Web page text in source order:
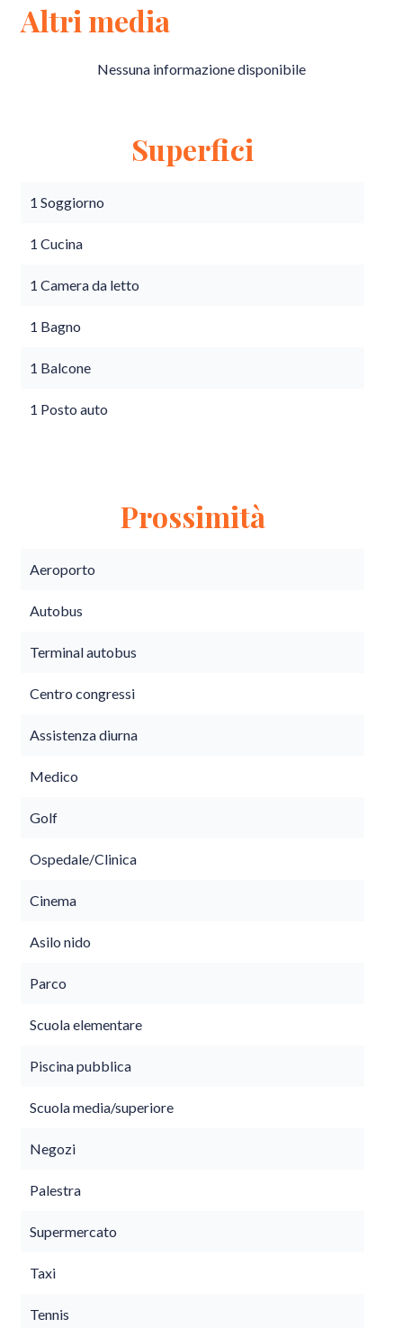
Altri media
Nessuna informazione disponibile
Superfici
1 Soggiorno
1 Cucina
1 Camera da letto
1 Bagno
1 Balcone
1 Posto auto
Prossimità
Aeroporto
Autobus
Terminal autobus
Centro congressi
Assistenza diurna
Medico
Golf
Ospedale/Clinica
Cinema
Asilo nido
Parco
Scuola elementare
Piscina pubblica
Scuola media/superiore
Negozi
Palestra
Supermercato
Taxi
Tennis